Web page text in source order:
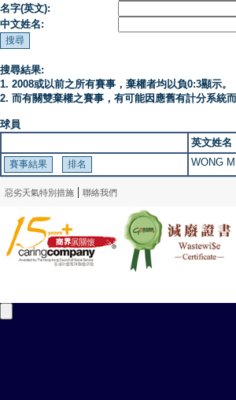
名字(英文):
中文姓名:
搜尋結果:
1. 2008或以前之所有賽事，棄權者均以負0:3顯示。
2. 而有關雙棄權之賽事，有可能因應舊有計分系統
球員
英文姓名
WONG